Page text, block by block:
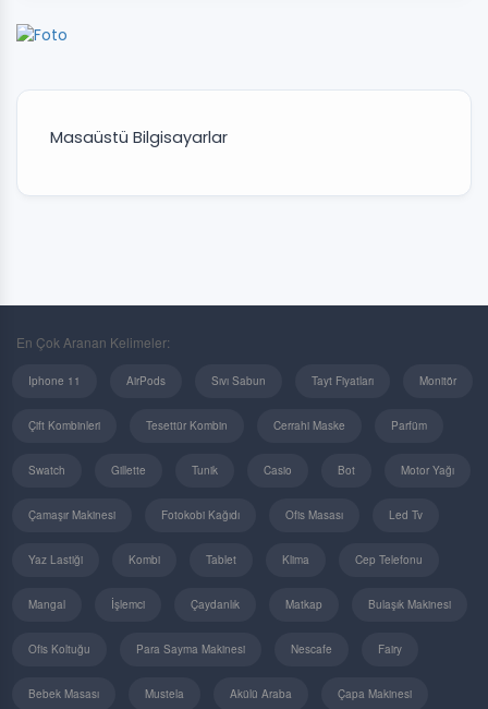
Masaüstü Bilgisayarlar
En Çok Aranan Kelimeler:
Iphone 11 AirPods Sıvı Sabun Tayt Fiyatları Monitör
Çift Kombinleri Tesettür Kombin Cerrahi Maske Parfüm
Swatch Gillette Tunik Casio Bot Motor Yağı
Çamaşır Makinesi Fotokobi Kağıdı Ofis Masası Led Tv
Yaz Lastiği Kombi Tablet Klima Cep Telefonu
Mangal İşlemci Çaydanlık Matkap Bulaşık Makinesi
Ofis Koltuğu Para Sayma Makinesi Nescafe Fairy
Bebek Masası Mustela Akülü Araba Çapa Makinesi